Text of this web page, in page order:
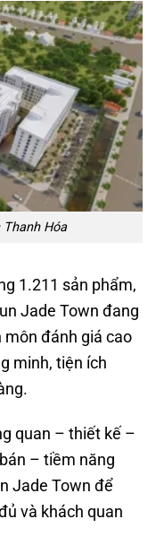
Hóa
1.211 sản phẩm,
Jade Town đang
đánh giá cao
minh, tiện ích
quan – thiết kế –
– tiềm năng
Jade Town để
và khách quan